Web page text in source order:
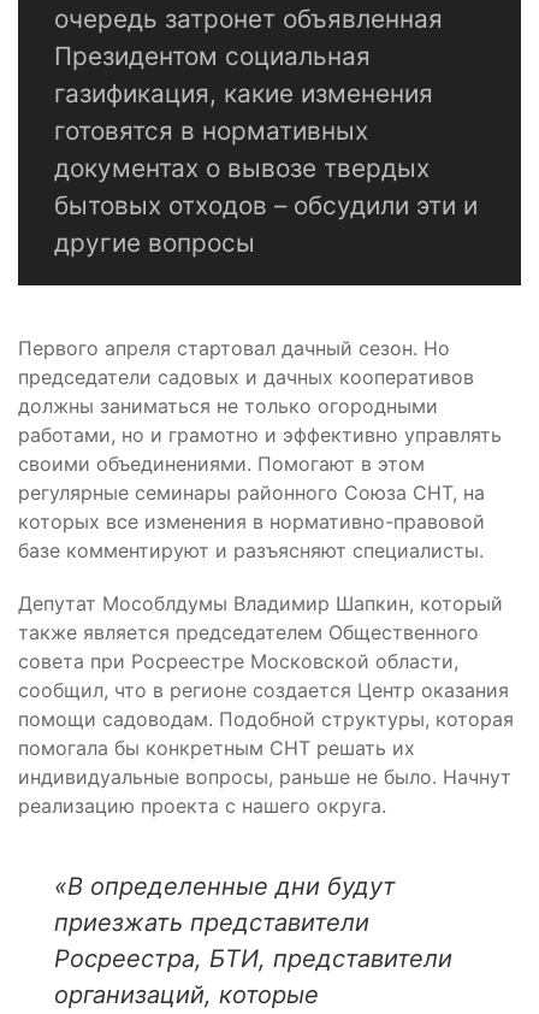
очередь затронет объявленная
Президентом социальная
газификация, какие изменения
готовятся в нормативных
документах о вывозе твердых
бытовых отходов – обсудили эти и
другие вопросы
Первого апреля стартовал дачный сезон. Но
председатели садовых и дачных кооперативов
должны заниматься не только огородными
работами, но и грамотно и эффективно управлять
своими объединениями. Помогают в этом
регулярные семинары районного Союза СНТ, на
которых все изменения в нормативно-правовой
базе комментируют и разъясняют специалисты.
Депутат Мособлдумы Владимир Шапкин, который
также является председателем Общественного
совета при Росреестре Московской области,
сообщил, что в регионе создается Центр оказания
помощи садоводам. Подобной структуры, которая
помогала бы конкретным СНТ решать их
индивидуальные вопросы, раньше не было. Начнут
реализацию проекта с нашего округа.
«В определенные дни будут
приезжать представители
Росреестра, БТИ, представители
организаций, которые